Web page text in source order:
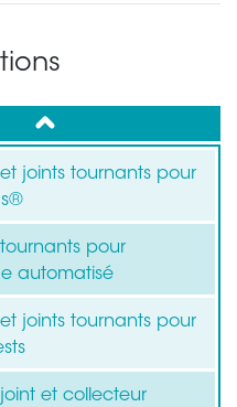
up
joints tournants pour
pour
automatisé
joints tournants pour
et collecteur